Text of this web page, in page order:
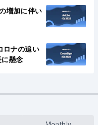
増加に伴い
ナの追い
懸念